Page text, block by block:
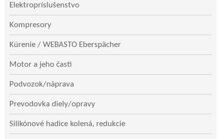
Elektropríslušenstvo
Kompresory
Kúrenie / WEBASTO Eberspächer
Motor a jeho časti
Podvozok/náprava
Prevodovka diely/opravy
Silikónové hadice kolená, redukcie